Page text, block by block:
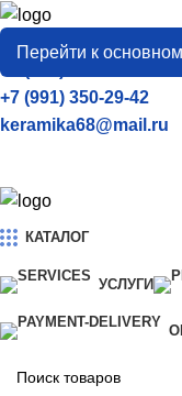
Перейти к
город
Тамбов
+7 (906) 657-33-54
+7 (991) 350-29-42
keramika68@mail.ru
КАТАЛОГ
УСЛУГИ